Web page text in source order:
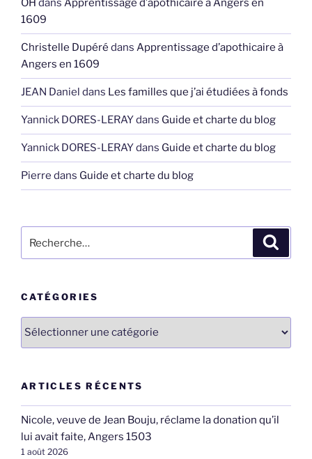
OH dans Apprentissage d’apothicaire à Angers en
1609
Christelle Dupéré dans Apprentissage d’apothicaire à
Angers en 1609
JEAN Daniel dans Les familles que j’ai étudiées à fonds
Yannick DORES-LERAYdans Guide et charte du blog
Yannick DORES-LERAYdans Guide et charte du blog
Pierre dans Guide et charte du blog
pour
CATÉGORIES
Catégories
ARTICLES RÉCENTS
Nicole, veuve de Jean Bouju, réclame la donation qu’il
lui avait faite, Angers 1503
1 août 2026